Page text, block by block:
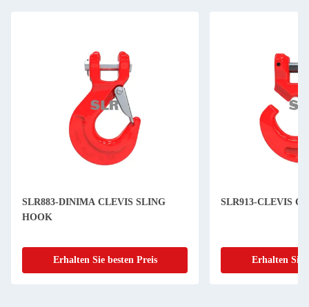
SLR883-DINIMA CLEVIS SLING
HOOK
Erhalten Sie besten Preis
SLR913-CLEVIS C
Erhalten Sie